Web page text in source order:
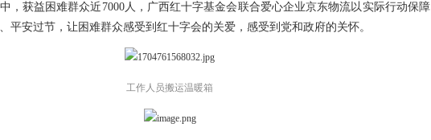
，获益困难群众近7000人，广西红十字基金会联合爱心企业京东物流以实际行动保障
平安过节，让困难群众感受到红十字会的关爱，感受到党和政府的关怀。
工作人员搬运温暖箱